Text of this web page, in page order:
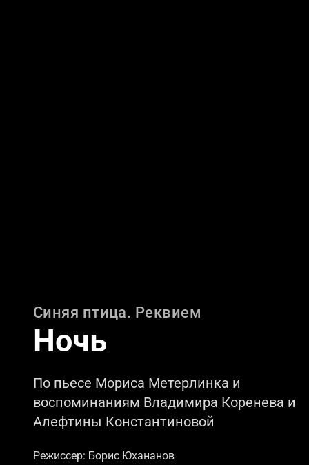
Синяя птица. Реквием
Ночь
По пьесе Мориса Метерлинка и
воспоминаниям Владимира Коренева и
Алефтины Константиновой
Режиссер: Борис Юхананов